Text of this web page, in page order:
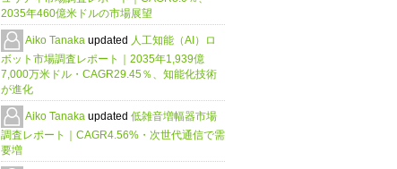
2035年460億米ドルの市場展望
Aiko Tanaka updated 人工知能（AI）ロ
ボット市場調査レポート｜2035年1,939億
7,000万米ドル・CAGR29.45％、知能化技術
が進化
Aiko Tanaka updated 低雑音増幅器市場
調査レポート｜CAGR4.56%・次世代通信で需
要増